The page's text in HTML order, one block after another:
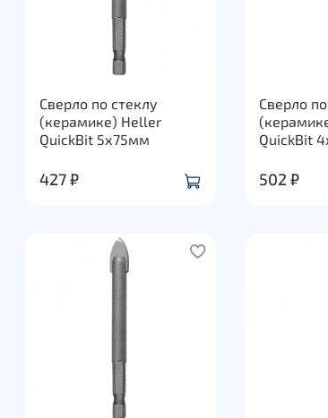
Сверло по стеклу
(керамике) Heller
QuickBit 5х75мм
427 ₽
Сверло
QuickBit
502 ₽